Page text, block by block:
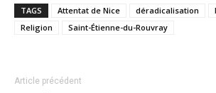
TAGS Attentat de Nice déradicalisation
Religion
Saint-Étienne-du-Rouvray
Article précédent